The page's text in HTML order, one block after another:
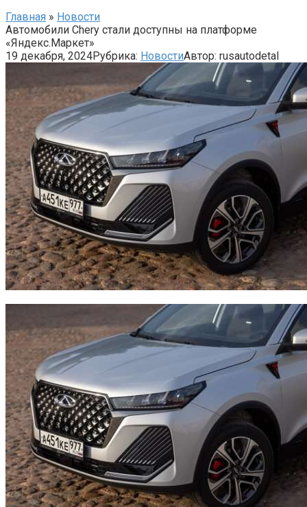
Главная » Новости
Автомобили Chery стали доступны на платформе
«Яндекс.Маркет»
19 декабря, 2024Рубрика: НовостиАвтор: rusautodetal